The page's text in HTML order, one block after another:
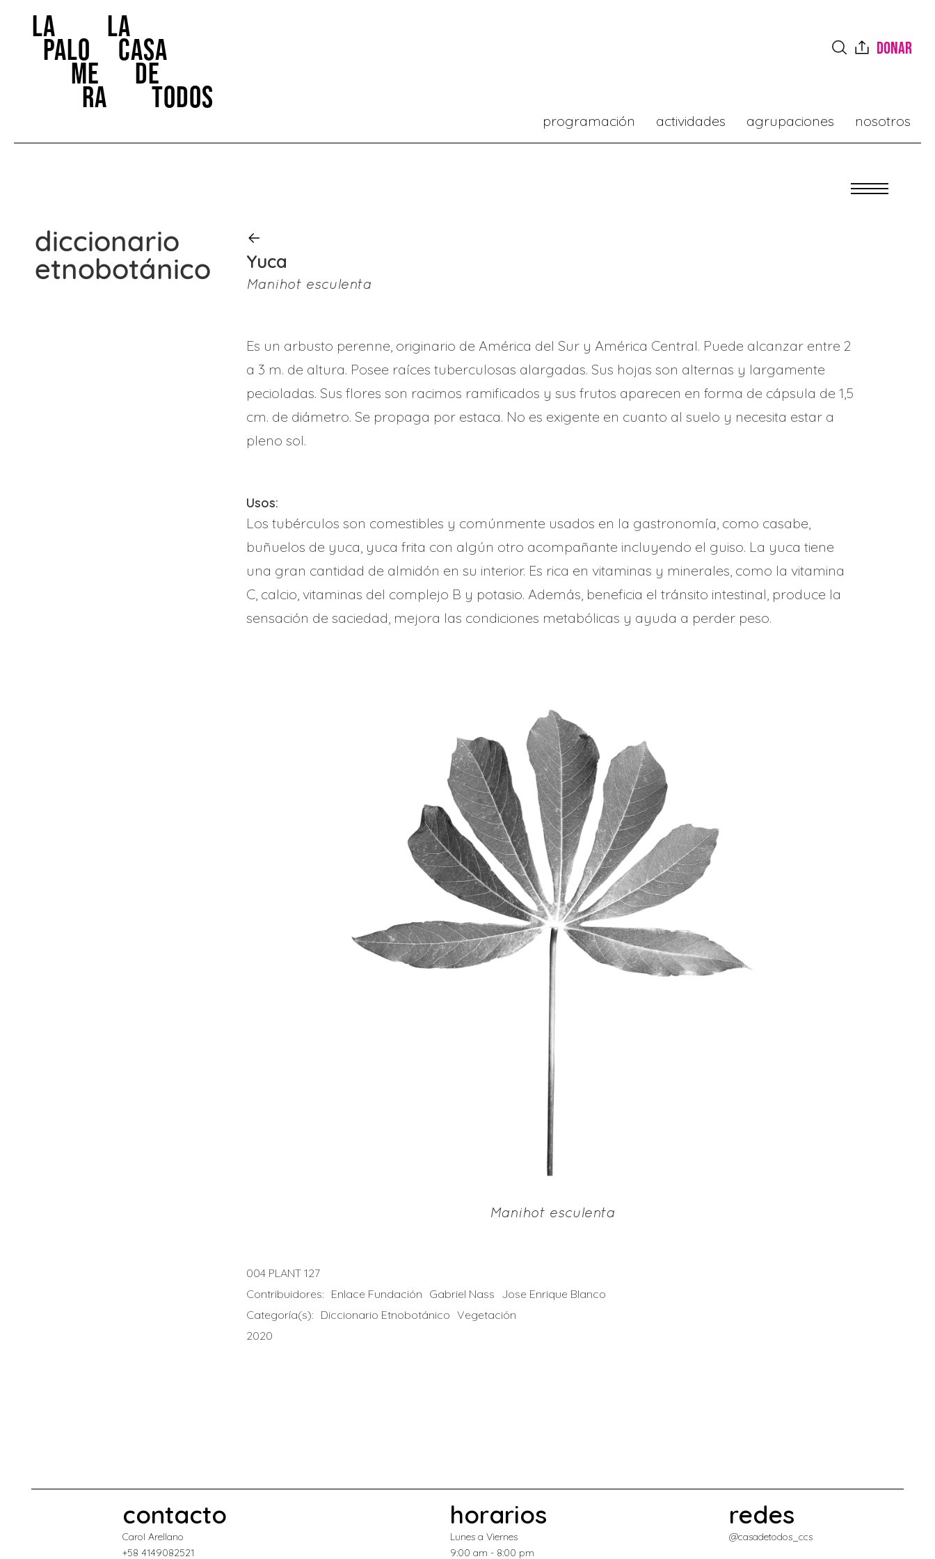
la
Palo
me
ra
la
casa
de
todos
donar
programación actividades agrupaciones nosotros
diccionario
etnobotánico
Yuca
Manihot esculenta
Es un arbusto perenne, originario de América del Sur y América Central. Puede alcanzar entre 2
a 3 m. de altura. Posee raíces tuberculosas alargadas. Sus hojas son alternas y largamente
pecioladas. Sus flores son racimos ramificados y sus frutos aparecen en forma de cápsula de 1,5
cm. de diámetro. Se propaga por estaca. No es exigente en cuanto al suelo y necesita estar a
pleno sol.
Usos:
Los tubérculos son comestibles y comúnmente usados en la gastronomía, como casabe,
buñuelos de yuca, yuca frita con algún otro acompañante incluyendo el guiso. La yuca tiene
una gran cantidad de almidón en su interior. Es rica en vitaminas y minerales, como la vitamina
C, calcio, vitaminas del complejo B y potasio. Además, beneficia el tránsito intestinal, produce la
sensación de saciedad, mejora las condiciones metabólicas y ayuda a perder peso.
Manihot esculenta
004 PLANT 127
Contribuidores: Enlace Fundación Gabriel Nass Jose Enrique Blanco
Categoría(s): Diccionario Etnobotánico Vegetación
2020
contacto
Carol Arellano
+58 4149082521
horarios
Lunes a Viernes
9:00 am - 8:00 pm
redes
@casadetodos_ccs